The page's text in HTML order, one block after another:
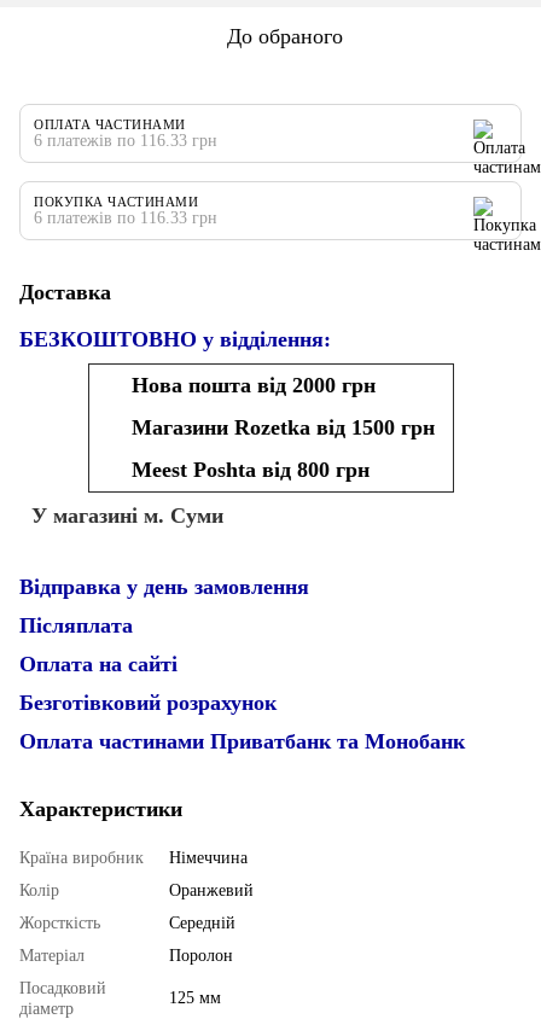
До обраного
ОПЛАТА ЧАСТИНАМИ
6 платежів по 116.33 грн
ПОКУПКА ЧАСТИНАМИ
6 платежів по 116.33 грн
Доставка
БЕЗКОШТОВНО у відділення:
Нова пошта від 2000 грн
Магазини Rozetka від 1500 грн
Meest Poshta від 800 грн
У магазині м. Суми
Відправка у день замовлення
Післяплата
Оплата на сайті
Безготівковий розрахунок
Оплата частинами Приватбанк та Монобанк
Характеристики
Країна виробник
Німеччина
Колір
Оранжевий
Жорсткість
Середній
Матеріал
Поролон
Посадковий
діаметр
125 мм